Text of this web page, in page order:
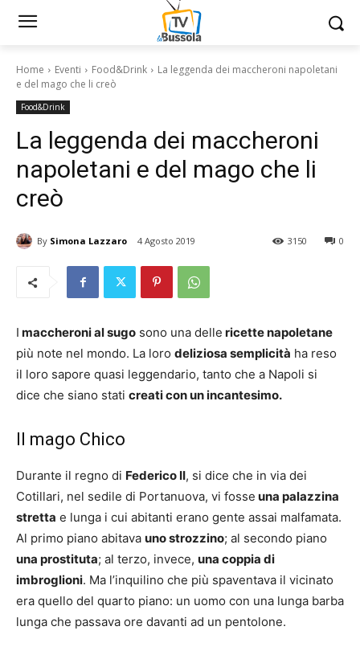
Home Eventi Food&Drink
La leggenda dei maccheroni napoletani
e del mago che li creò
Food&Drink
La leggenda dei maccheroni
napoletani e del mago che li
creò
By Simona Lazzaro 4 Agosto 2019 0
3150
I maccheroni al sugo sono una delle ricette napoletane
più note nel mondo. La loro deliziosa semplicità ha reso
il loro sapore quasi leggendario, tanto che a Napoli si
dice che siano stati creati con un incantesimo.
Il mago Chico
Durante il regno di Federico II, si dice che in via dei
Cotillari, nel sedile di Portanuova, vi fosse una palazzina
stretta e lunga i cui abitanti erano gente assai malfamata.
Al primo piano abitava uno strozzino; al secondo piano
una prostituta; al terzo, invece, una coppia di
imbroglioni. Ma l’inquilino che più spaventava il vicinato
era quello del quarto piano: un uomo con una lunga barba
lunga che passava ore davanti ad un pentolone.